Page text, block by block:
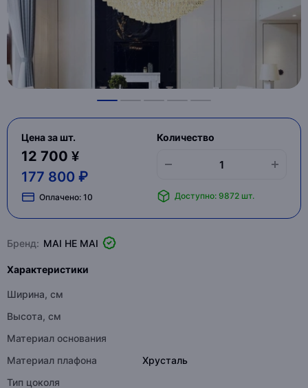
Цена за шт.
12 700 ¥
177 800 ₽
Оплачено: 10
Количество
Доступно: 9872 шт.
Бренд: MAI HE MAI
Характеристики
Ширина, см
Высота, см
Материал основания
Материал плафона
Хрусталь
Тип цоколя